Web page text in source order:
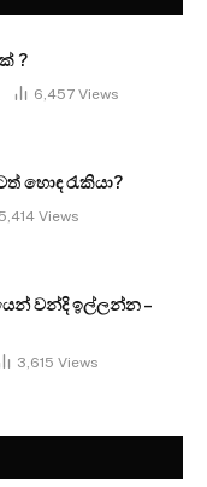
?
6,457 Views
හොඳ රැකියා?
5,414 Views
වන්දි ඉල්ලන්න –
3,615 Views